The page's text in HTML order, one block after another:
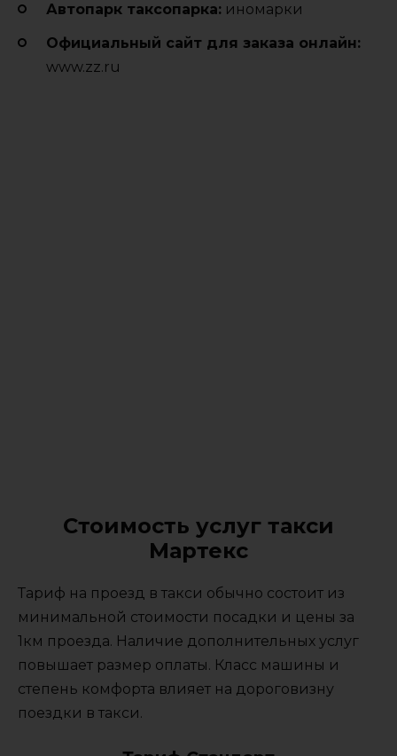
Автопарк таксопарка: иномарки
Официальный сайт для заказа онлайн:
www.zz.ru
Стоимость услуг такси
Мартекс
Тариф на проезд в такси обычно состоит из
минимальной стоимости посадки и цены за
1км проезда. Наличие дополнительных услуг
повышает размер оплаты. Класс машины и
степень комфорта влияет на дороговизну
поездки в такси.